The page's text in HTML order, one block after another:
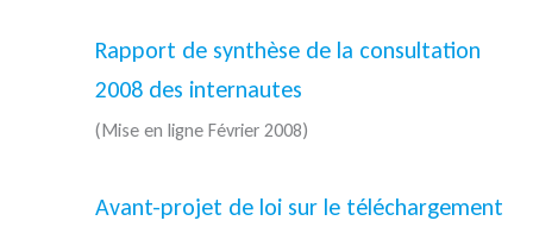
Rapport de synthèse de la consultation
2008 des internautes
(Mise en ligne Février 2008)
Avant-projet de loi sur le téléchargement